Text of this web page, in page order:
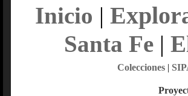
Inicio |
Santa Fe|
Colecciones|